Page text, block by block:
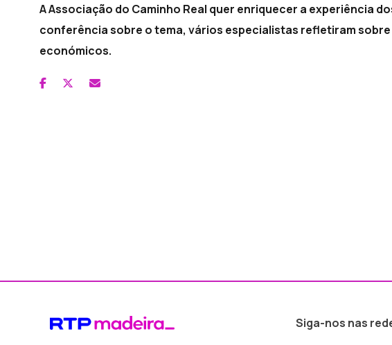
A Associação do Caminho Real quer enriquecer a experiência
conferência sobre o tema, vários especialistas refletiram
económicos.
Siga-nos nas